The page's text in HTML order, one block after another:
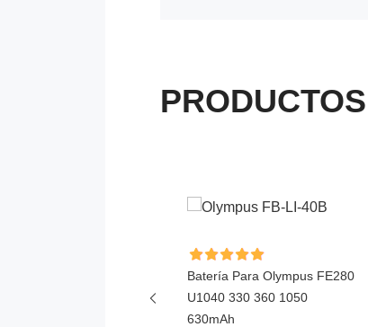
Batería Para Olympus FE280
U1040 330 360 1050
630mAh